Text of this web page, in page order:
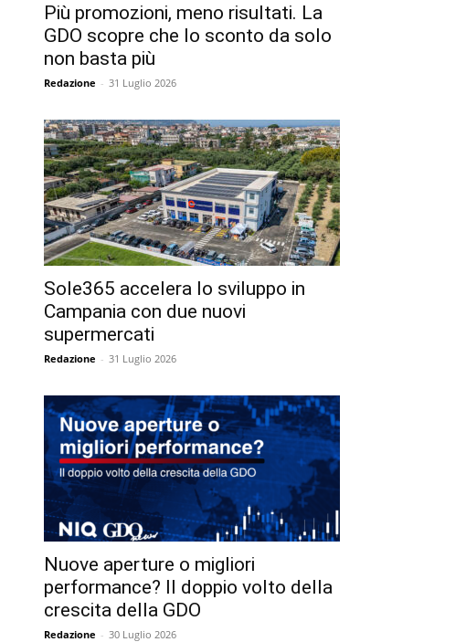
Più promozioni, meno risultati. La
GDO scopre che lo sconto da solo
non basta più
Redazione - 31 Luglio 2026
Sole365 accelera lo sviluppo in
Campania con due nuovi
supermercati
Redazione - 31 Luglio 2026
Nuove aperture o migliori
performance? Il doppio volto della
crescita della GDO
Redazione - 30 Luglio 2026